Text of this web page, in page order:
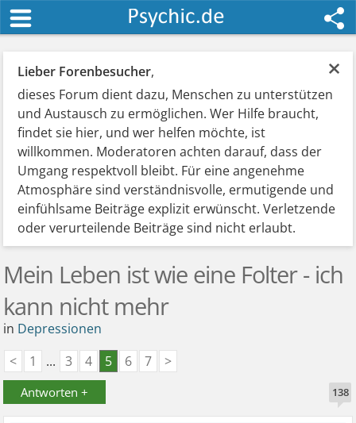
×
Lieber Forenbesucher,
dieses Forum dient dazu, Menschen zu unterstützen
und Austausch zu ermöglichen. Wer Hilfe braucht,
findet sie hier, und wer helfen möchte, ist
willkommen. Moderatoren achten darauf, dass der
Umgang respektvoll bleibt. Für eine angenehme
Atmosphäre sind verständnisvolle, ermutigende und
einfühlsame Beiträge explizit erwünscht. Verletzende
oder verurteilende Beiträge sind nicht erlaubt.
Mein Leben ist wie eine Folter - ich
kann nicht mehr
in Depressionen
<
1 ... 3 4 5 6 7 >
Antworten + 138